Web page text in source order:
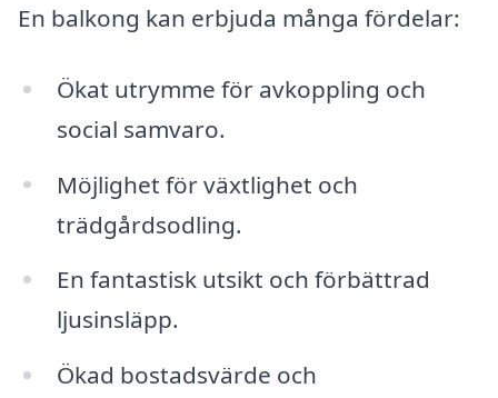
En balkong kan erbjuda många fördelar:
Ökat utrymme för avkoppling och
social samvaro.
Möjlighet för växtlighet och
trädgårdsodling.
En fantastisk utsikt och förbättrad
ljusinsläpp.
Ökad bostadsvärde och